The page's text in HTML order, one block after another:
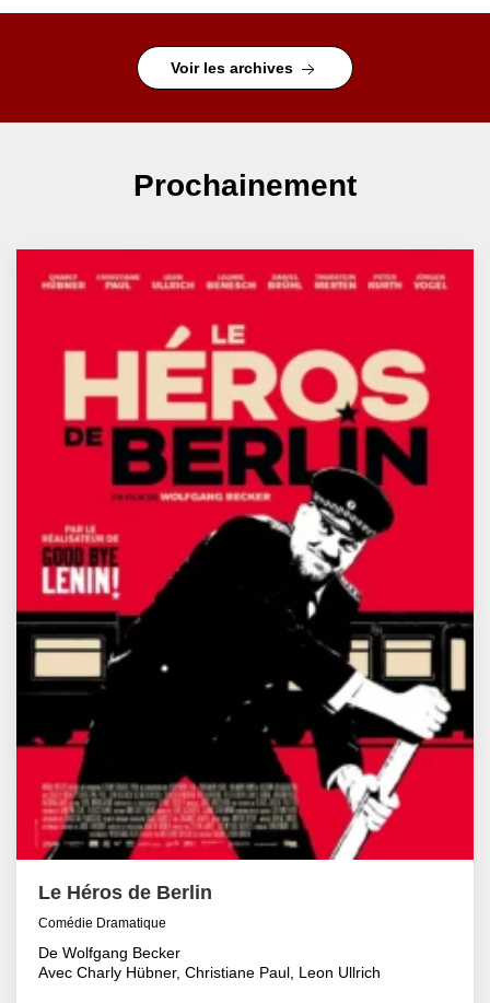
Voir les archives
Prochainement
Le Héros de Berlin
Comédie Dramatique
De Wolfgang Becker
Avec Charly Hübner, Christiane Paul, Leon Ullrich